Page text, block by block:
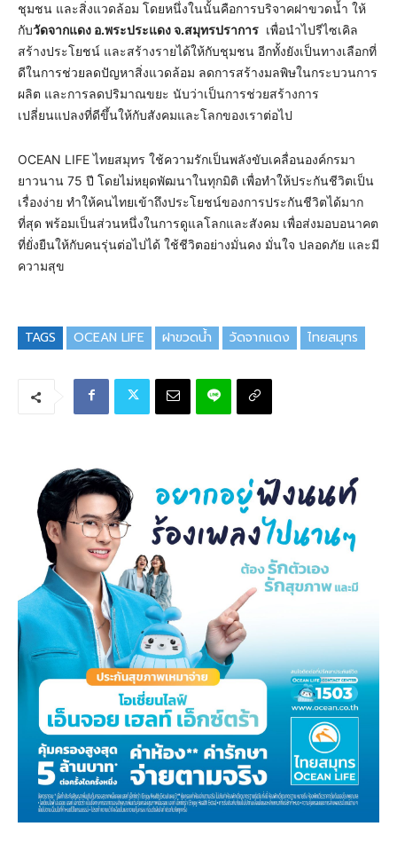
ชุมชน และสิ่งแวดล้อม โดยหนึ่งในนั้นคือการบริจาคฝาขวดน้ำ ให้
กับวัดจากแดง อ.พระประแดง จ.สมุทรปราการ เพื่อนำไปรีไซเคิล
สร้างประโยชน์ และสร้างรายได้ให้กับชุมชน อีกทั้งยังเป็นทางเลือกที่
ดีในการช่วยลดปัญหาสิ่งแวดล้อม ลดการสร้างมลพิษในกระบวนการ
ผลิต และการลดปริมาณขยะ นับว่าเป็นการช่วยสร้างการ
เปลี่ยนแปลงที่ดีขึ้นให้กับสังคมและโลกของเราต่อไป
OCEAN LIFE ไทยสมุทร ใช้ความรักเป็นพลังขับเคลื่อนองค์กรมา
ยาวนาน 75 ปี โดยไม่หยุดพัฒนาในทุกมิติ เพื่อทำให้ประกันชีวิตเป็น
เรื่องง่าย ทำให้คนไทยเข้าถึงประโยชน์ของการประกันชีวิตได้มาก
ที่สุด พร้อมเป็นส่วนหนึ่งในการดูแลโลกและสังคม เพื่อส่งมอบอนาคต
ที่ยั่งยืนให้กับคนรุ่นต่อไปได้ ใช้ชีวิตอย่างมั่นคง มั่นใจ ปลอดภัย และมี
ความสุข
TAGS OCEAN LIFE ฝาขวดน้ำ วัดจากแดง ไทยสมุทร